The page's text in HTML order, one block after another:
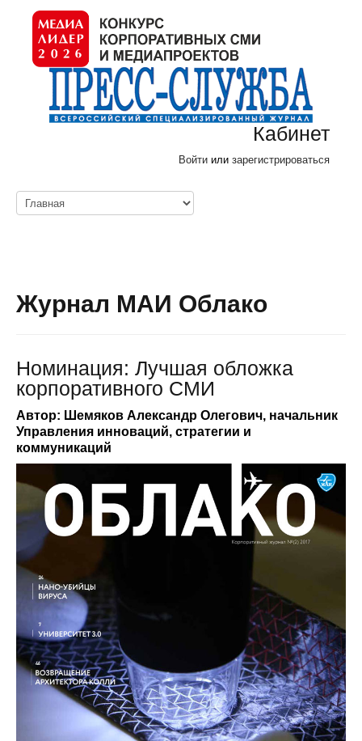
Кабинет
Войти или зарегистрироваться
Журнал МАИ Облако
Номинация: Лучшая обложка
корпоративного СМИ
Автор: Шемяков Александр Олегович, начальник
Управления инноваций, стратегии и
коммуникаций